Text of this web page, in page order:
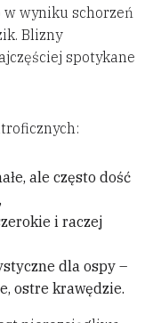
w wyniku schorzeń
Blizny
spotykane
ale często dość
i raczej
dla ospy –
ostre krawędzie.